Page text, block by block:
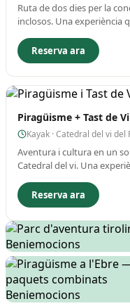
Ruta de dos dies per la
inclosos. Una experiència
Reserva ara
Piragüisme + Tast de
Kayak · Catedral del vi del
Aventura i cultura en un
Catedral del vi. Una
Reserva ara